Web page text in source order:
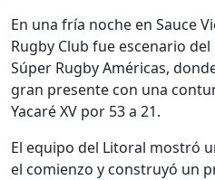
En una fría noche en Sauce
Rugby Club fue escenario
Súper Rugby Américas,
gran presente con una
Yacaré XV por 53 a 21.
El equipo del Litoral mostró
el comienzo y construyó un